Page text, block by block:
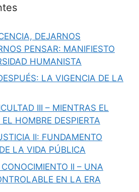
DEJARNOS
PENSAR: MANIFIESTO
HUMANISTA
LA VIGENCIA DE LA
III – MIENTRAS EL
HOMBRE DESPIERTA
II: FUNDAMENTO
LA VIDA PÚBLICA
II – UNA
EN LA ERA